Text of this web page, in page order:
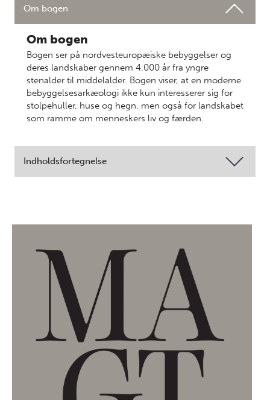
Om bogen
Om bogen
Bogen ser på nordvesteuropæiske bebyggelser og
deres landskaber gennem 4.000 år fra yngre
stenalder til middelalder. Bogen viser, at en moderne
bebyggelsesarkæologi ikke kun interesserer sig for
stolpehuller, huse og hegn, men også for landskabet
som ramme om menneskers liv og færden.
Indholdsfortegnelse